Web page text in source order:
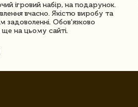
ігровий набір, на подарунок.
вчасно. Якістю виробу та
задоволенні. Обов'язково
на цьому сайті.